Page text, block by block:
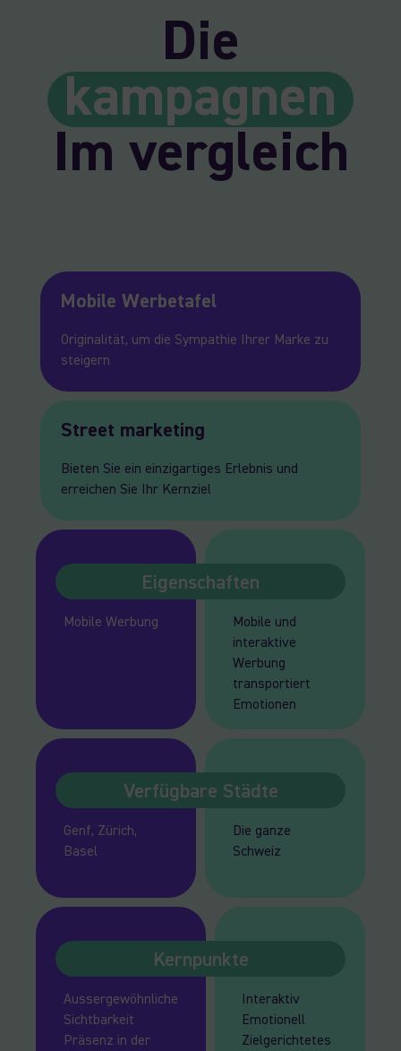
Die
kampagnen
Im vergleich
Mobile Werbetafel
Originalität, um die Sympathie Ihrer Marke zu
steigern
Street marketing
Bieten Sie ein einzigartiges Erlebnis und
erreichen Sie Ihr Kernziel
Eigenschaften
Mobile Werbung
Mobile und
interaktive
Werbung
transportiert
Emotionen
Verfügbare Städte
Genf, Zürich,
Basel
Die ganze
Schweiz
Kernpunkte
Aussergewöhnliche
Sichtbarkeit
Präsenz in der
Interaktiv
Emotionell
Zielgerichtetes